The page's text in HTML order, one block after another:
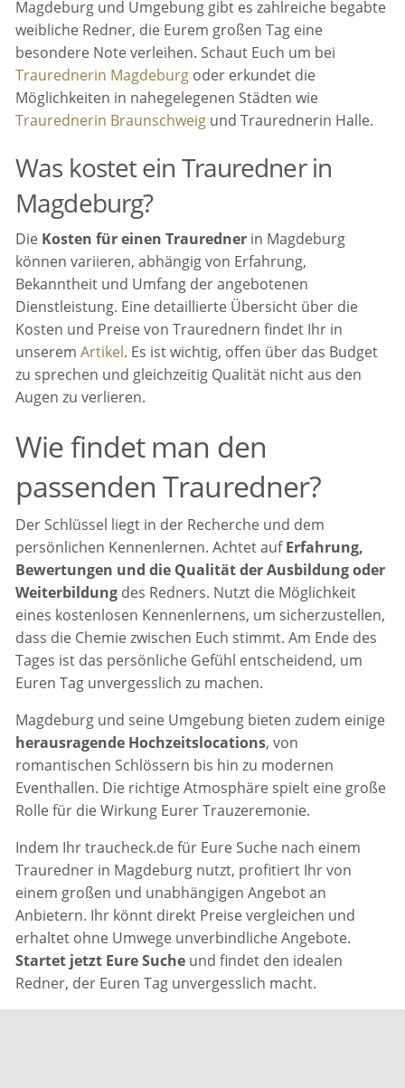
Magdeburg und Umgebung gibt es zahlreiche begabte
weibliche Redner, die Eurem großen Tag eine
besondere Note verleihen. Schaut Euch um bei
Traurednerin Magdeburg oder erkundet die
Möglichkeiten in nahegelegenen Städten wie
Traurednerin Braunschweig und Traurednerin Halle.
Was kostet ein Trauredner in
Magdeburg?
Die Kosten für einen Trauredner in Magdeburg
können variieren, abhängig von Erfahrung,
Bekanntheit und Umfang der angebotenen
Dienstleistung. Eine detaillierte Übersicht über die
Kosten und Preise von Traurednern findet Ihr in
unseremArtikel. Es ist wichtig, offen über das Budget
zu sprechen und gleichzeitig Qualität nicht aus den
Augen zu verlieren.
Wie findet man den
passenden Trauredner?
Der Schlüssel liegt in der Recherche und dem
persönlichen Kennenlernen. Achtet aufErfahrung,
Bewertungen und die Qualität der Ausbildung oder
Weiterbildung des Redners. Nutzt die Möglichkeit
eines kostenlosen Kennenlernens, um sicherzustellen,
dass die Chemie zwischen Euch stimmt. Am Ende des
Tages ist das persönliche Gefühl entscheidend, um
Euren Tag unvergesslich zu machen.
Magdeburg und seine Umgebung bieten zudem einige
herausragende Hochzeitslocations, von
romantischen Schlössern bis hin zu modernen
Eventhallen. Die richtige Atmosphäre spielt eine große
Rolle für die Wirkung Eurer Trauzeremonie.
Indem Ihr traucheck.de für Eure Suche nach einem
Trauredner in Magdeburg nutzt, profitiert Ihr von
einem großen und unabhängigen Angebot an
Anbietern. Ihr könnt direkt Preise vergleichen und
erhaltet ohne Umwege unverbindliche Angebote.
Startet jetzt Eure Suche und findet den idealen
Redner, der Euren Tag unvergesslich macht.